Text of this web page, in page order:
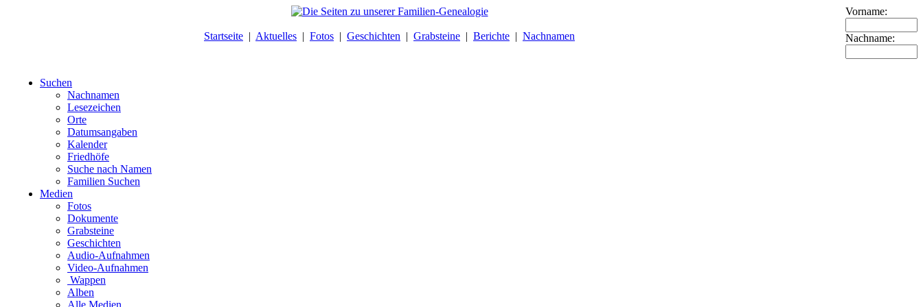
Startseite | Aktuelles | Fotos | Geschichten | Grabsteine | Berichte | Nachnamen
Vorname:
Nachname:
Suchen
Nachnamen
Lesezeichen
Orte
Datumsangaben
Kalender
Friedhöfe
Suche nach Namen
Familien Suchen
Medien
Fotos
Dokumente
Grabsteine
Geschichten
Audio-Aufnahmen
Video-Aufnahmen
Wappen
Alben
Alle Medien